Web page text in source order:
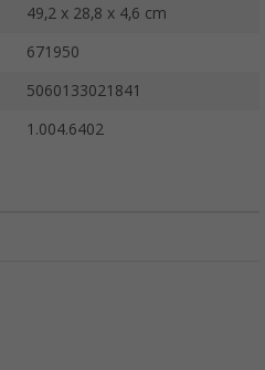
49,2 x 28,8 x 4,6 cm
671950
5060133021841
1.004.6402